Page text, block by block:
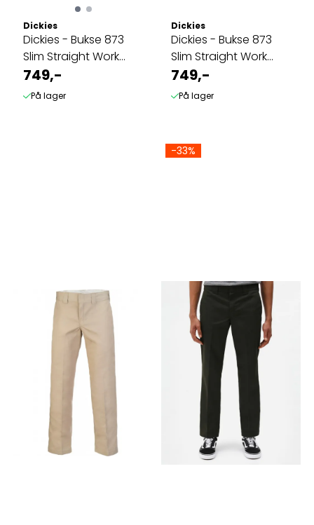
Dickies
Dickies - Bukse 873
Slim Straight Work
Pant - Dark Navy
749,-
På lager
Dickies
Dickies - Bukse 873
Slim Straight Work
Pant - Grå
749,-
På lager
-33%